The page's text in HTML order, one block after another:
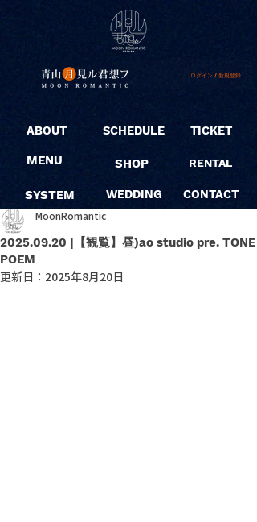
ログイン / 新規登録
ABOUT
MENU
SYSTEM
SCHEDULE
SHOP
WEDDING
TICKET
RENTAL
CONTACT
2025.09.20 |【観覧】昼)ao studio pre. TONE
POEM
MoonRomantic
更新日： 2025年8月20日